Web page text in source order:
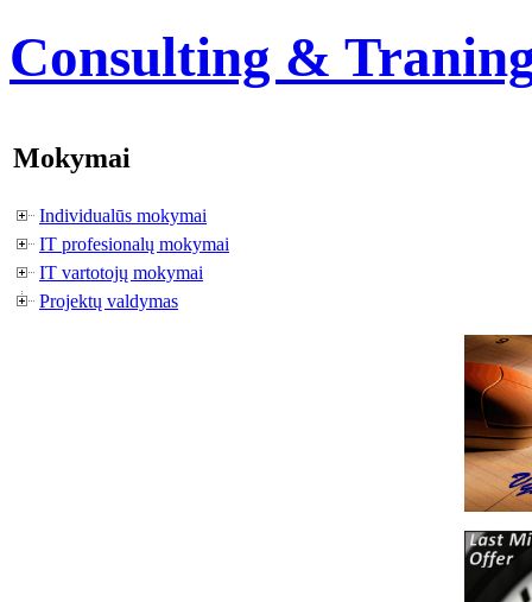
Consulting &
Mokymai
Individualūs mokymai
IT profesionalų mokymai
IT vartotojų mokymai
Projektų valdymas